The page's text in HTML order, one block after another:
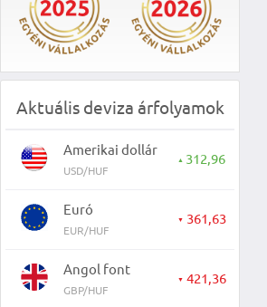
Aktuális deviza árfolyamok
Amerikai dollár
USD/HUF
▲ 312,96
Euró
EUR/HUF
▼ 361,63
Angol font
GBP/HUF
▼ 421,36